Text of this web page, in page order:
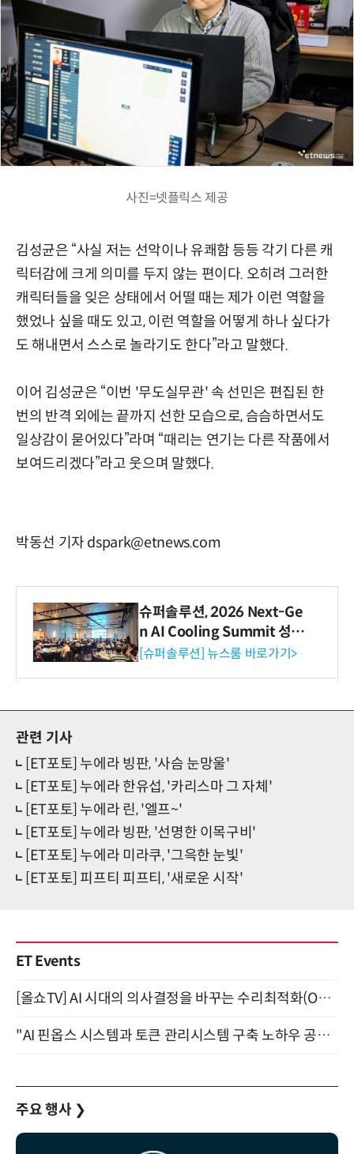
사진=넷플릭스 제공
김성균은 “사실 저는 선악이나 유쾌함 등등 각기 다른 캐
릭터감에 크게 의미를 두지 않는 편이다. 오히려 그러한
캐릭터들을 잊은 상태에서 어떨 때는 제가 이런 역할을
했었나 싶을 때도 있고, 이런 역할을 어떻게 하나 싶다가
도 해내면서 스스로 놀라기도 한다”라고 말했다.
이어 김성균은 “이번 '무도실무관' 속 선민은 편집된 한
번의 반격 외에는 끝까지 선한 모습으로, 슴슴하면서도
일상감이 묻어있다”라며 “때리는 연기는 다른 작품에서
보여드리겠다”라고 웃으며 말했다.
박동선 기자 dspark@etnews.com
슈퍼솔루션, 2026 Next-Ge
n AI Cooling Summit 성황
리 성료
[슈퍼솔루션] 뉴스룸 바로가기>
관련 기사
[ET포토] 누에라 빙판, '사슴 눈망울'
[ET포토] 누에라 한유섭, '카리스마 그 자체'
[ET포토] 누에라 린, '엘프~'
[ET포토] 누에라 빙판, '선명한 이목구비'
[ET포토] 누에라 미라쿠, '그윽한 눈빛'
[ET포토] 피프티 피프티, '새로운 시작'
ET Events
[올쇼TV] AI 시대의 의사결정을 바꾸는 수리최적화(Optimization) 소개 (8/20 생방송)
"AI 핀옵스 시스템과 토큰 관리시스템 구축 노하우 공개" 잠실 한국광고문화회관 2층 대회의실 (8/21)
주요 행사 ❯